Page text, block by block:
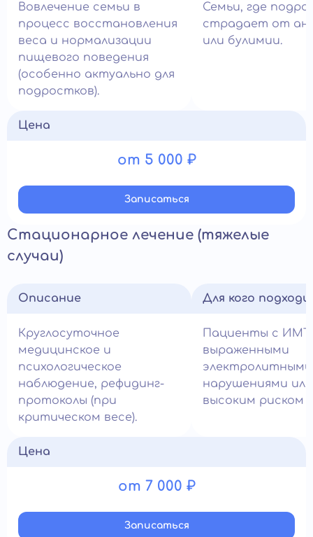
Вовлечение семьи в
процесс восстановления
веса и нормализации
пищевого поведения
(особенно актуально для
подростков).
Семьи, где
страдает от
или булимии.
Цена
от 5 000 ₽
Записатьcя
Стационарное лечение (тяжелые
случаи)
Описание
Круглосуточное
медицинское и
психологическое
наблюдение, рефидинг-
протоколы (при
критическом весе).
Для кого
Пациенты с ИМТ
выраженными
электролитными
нарушениями или
высоким риском
Цена
от 7 000 ₽
Записатьcя